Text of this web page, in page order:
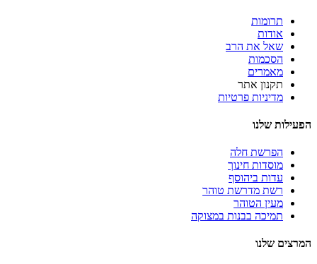
תרומות
אודות
שאל את הרב
הסכמות
מאמרים
תקנון אתר
מדיניות פרטיות
הפעילות שלנו
הפרשת חלה
מוסדות חינוך
עדות ביהוסף
רשת מדרשת טוהר
מעין הטוהר
תמיכה בבנות במצוקה
המרצים שלנו